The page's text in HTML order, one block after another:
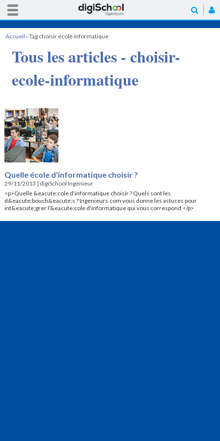
Accueil › Tag choisir école informatique
Tous les articles - choisir-
ecole-informatique
Quelle école d'informatique choisir ?
29/11/2013 | digiSchool Ingénieur
<p>Quelle &eacute;cole d'informatique choisir ? Quels sont les
d&eacute;bouch&eacute;s ? Ingenieurs.com vous donne les astuces pour
int&eacute;grer l'&eacute;cole d'informatique qui vous correspond.</p>